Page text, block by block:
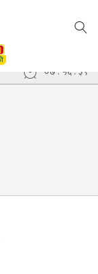
०७ : ५६ : ४०